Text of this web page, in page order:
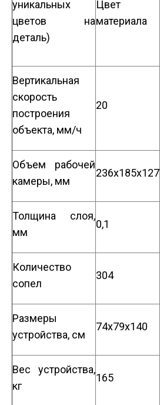
уникальных
цветов на
деталь)
Цвет
материала
Вертикальная
скорость
построения
объекта, мм/ч
20
Объем рабочей
камеры, мм
236x185x127
Толщина слоя,
мм
0,1
Количество
сопел
304
Размеры
устройства, см
74x79x140
Вес устройства,
кг
165